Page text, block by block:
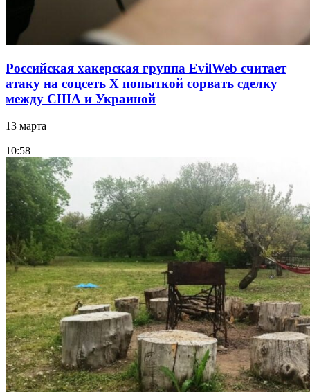
Российская хакерская группа EvilWeb считает
атаку на соцсеть Х попыткой сорвать сделку
между США и Украиной
13 марта
10:58